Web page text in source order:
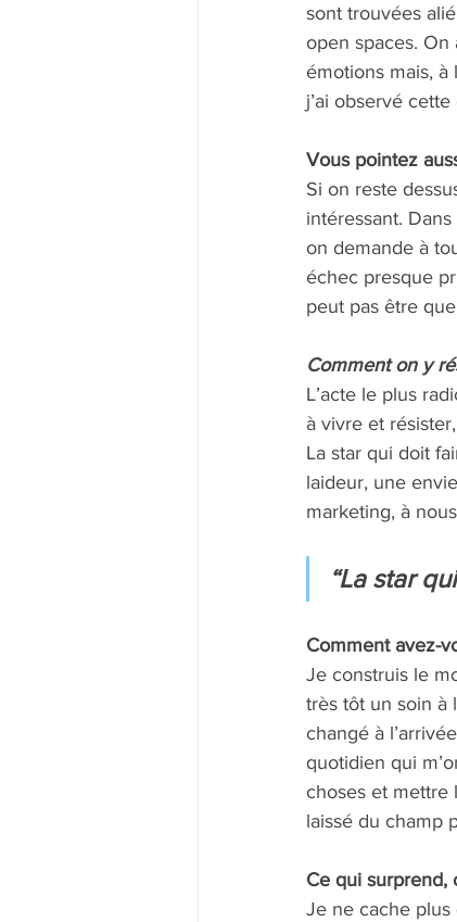
sont trouvées
open spaces. On
émotions mais, à
j’ai observé
Vous pointez
Si on reste
intéressant.
on demande à
échec presque
peut pas être
Comment on y
L’acte le plus
à vivre et
La star qui doit
laideur, une
marketing, à
“La star
Comment avez-
Je construis le
très tôt un soin à
changé à
quotidien qui
choses et mettre
laissé du champ
Ce qui surprend,
Je ne cache plus